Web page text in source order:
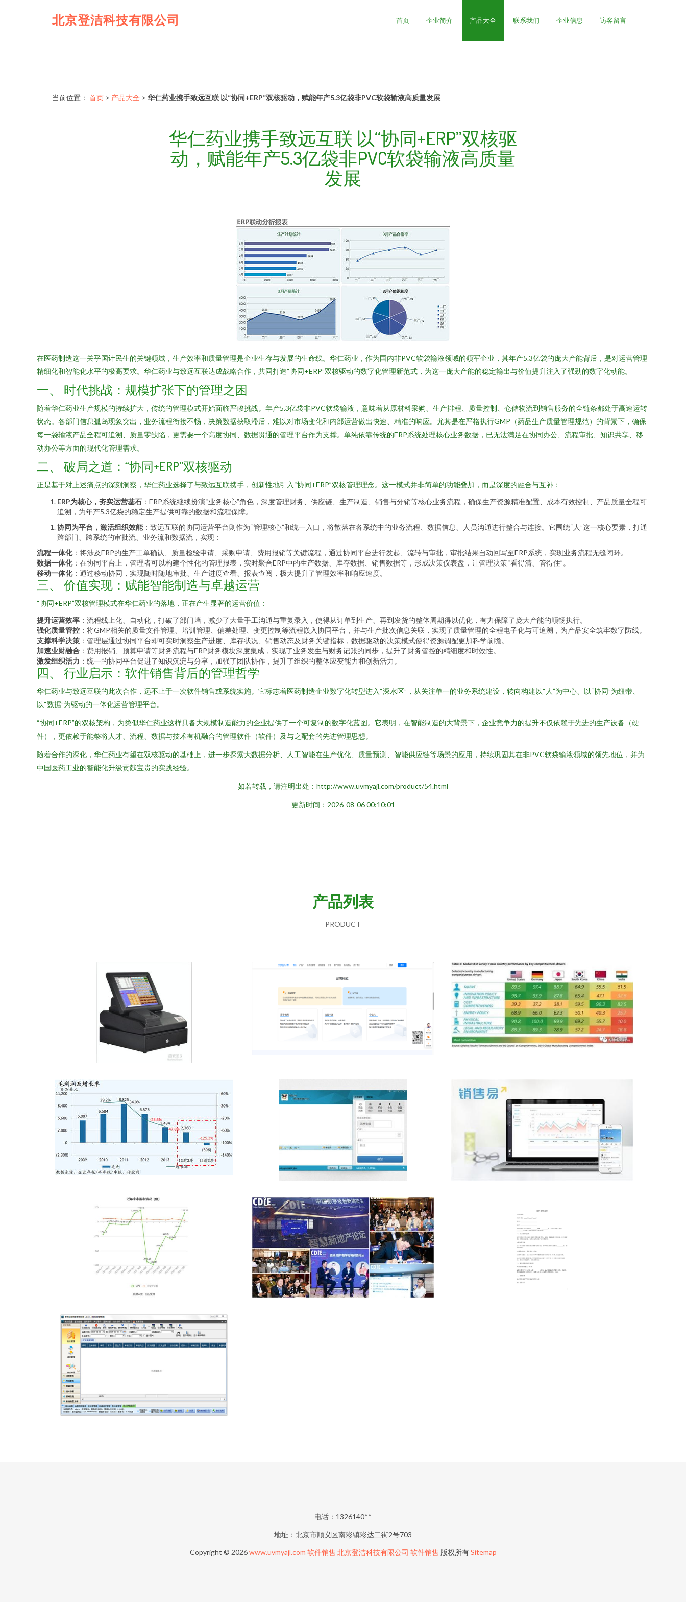
北京登洁科技有限公司 首页 企业简介 产品大全 联系我们 企业信息 访客留言
当前位置： 首页 > 产品大全 > 华仁药业携手致远互联 以“协同+ERP”双核驱动，赋能年产5.3亿袋非PVC软袋输液高质量发展
华仁药业携手致远互联 以“协同+ERP”双核驱
动，赋能年产5.3亿袋非PVC软袋输液高质量
发展
在医药制造这一关乎国计民生的关键领域，生产效率和质量管理是企业生存与发展的生命线。华仁药业，作为国内非PVC软袋输液领域的领军企业，其年产5.3亿袋的庞大产能背后，是对运营管理
精细化和智能化水平的极高要求。华仁药业与致远互联达成战略合作，共同打造“协同+ERP”双核驱动的数字化管理新范式，为这一庞大产能的稳定输出与价值提升注入了强劲的数字化动能。
一、 时代挑战：规模扩张下的管理之困
随着华仁药业生产规模的持续扩大，传统的管理模式开始面临严峻挑战。年产5.3亿袋非PVC软袋输液，意味着从原材料采购、生产排程、质量控制、仓储物流到销售服务的全链条都处于高速运转
状态。各部门信息孤岛现象突出，业务流程衔接不畅，决策数据获取滞后，难以对市场变化和内部运营做出快速、精准的响应。尤其是在严格执行GMP（药品生产质量管理规范）的背景下，确保
每一袋输液产品全程可追溯、质量零缺陷，更需要一个高度协同、数据贯通的管理平台作为支撑。单纯依靠传统的ERP系统处理核心业务数据，已无法满足在协同办公、流程审批、知识共享、移
动办公等方面的现代化管理需求。
二、 破局之道：“协同+ERP”双核驱动
正是基于对上述痛点的深刻洞察，华仁药业选择了与致远互联携手，创新性地引入“协同+ERP”双核管理理念。这一模式并非简单的功能叠加，而是深度的融合与互补：
ERP为核心，夯实运营基石 ：ERP系统继续扮演“业务核心”角色，深度管理财务、供应链、生产制造、销售与分销等核心业务流程，确保生产资源精准配置、成本有效控制、产品质量全程可
追溯，为年产5.3亿袋的稳定生产提供可靠的数据和流程保障。
协同为平台，激活组织效能：致远互联的协同运营平台则作为“管理核心”和统一入口，将散落在各系统中的业务流程、数据信息、人员沟通进行整合与连接。它围绕“人”这一核心要素，打通
跨部门、跨系统的审批流、业务流和数据流，实现：
流程一体化：将涉及ERP的生产工单确认、质量检验申请、采购申请、费用报销等关键流程，通过协同平台进行发起、流转与审批，审批结果自动回写至ERP系统，实现业务流程无缝闭环。
数据一体化：在协同平台上，管理者可以构建个性化的管理报表，实时聚合ERP中的生产数据、库存数据、销售数据等，形成决策仪表盘，让管理决策“看得清、管得住”。
移动一体化：通过移动协同，实现随时随地审批、生产进度查看、报表查阅，极大提升了管理效率和响应速度。
三、 价值实现：赋能智能制造与卓越运营
“协同+ERP”双核管理模式在华仁药业的落地，正在产生显著的运营价值：
提升运营效率 ：流程线上化、自动化，打破了部门墙，减少了大量手工沟通与重复录入，使得从订单到生产、再到发货的整体周期得以优化，有力保障了庞大产能的顺畅执行。
强化质量管控 ：将GMP相关的质量文件管理、培训管理、偏差处理、变更控制等流程嵌入协同平台，并与生产批次信息关联，实现了质量管理的全程电子化与可追溯，为产品安全筑牢数字防线。
支撑科学决策 ：管理层通过协同平台即可实时洞察生产进度、库存状况、销售动态及财务关键指标，数据驱动的决策模式使得资源调配更加科学前瞻。
加速业财融合 ：费用报销、预算申请等财务流程与ERP财务模块深度集成，实现了业务发生与财务记账的同步，提升了财务管控的精细度和时效性。
激发组织活力 ：统一的协同平台促进了知识沉淀与分享，加强了团队协作，提升了组织的整体应变能力和创新活力。
四、 行业启示：软件销售背后的管理哲学
华仁药业与致远互联的此次合作，远不止于一次软件销售或系统实施。它标志着医药制造企业数字化转型进入“深水区”，从关注单一的业务系统建设，转向构建以“人”为中心、以“协同”为纽带、
以“数据”为驱动的一体化运营管理平台。
“协同+ERP”的双核架构，为类似华仁药业这样具备大规模制造能力的企业提供了一个可复制的数字化蓝图。它表明，在智能制造的大背景下，企业竞争力的提升不仅依赖于先进的生产设备（硬
件），更依赖于能够将人才、流程、数据与技术有机融合的管理软件（软件）及与之配套的先进管理思想。
随着合作的深化，华仁药业有望在双核驱动的基础上，进一步探索大数据分析、人工智能在生产优化、质量预测、智能供应链等场景的应用，持续巩固其在非PVC软袋输液领域的领先地位，并为
中国医药工业的智能化升级贡献宝贵的实践经验。
如若转载，请注明出处：http://www.uvmyajl.com/product/54.html
更新时间：2026-08-06 00:10:01
产品列表
PRODUCT
电话：1326140**
地址：北京市顺义区南彩镇彩达二街2号703
Copyright © 2026www.uvmyajl.com 软件销售 北京登洁科技有限公司 软件销售 版权所有Sitemap